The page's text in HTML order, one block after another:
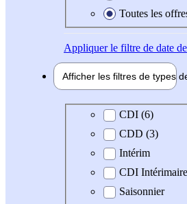
Toutes les
Appliquerle filtre de date
Afficher les filtres de types
Type de contrat
CDI (6)
CDD (3)
Intérim
CDI Intérimaire
Saisonnier